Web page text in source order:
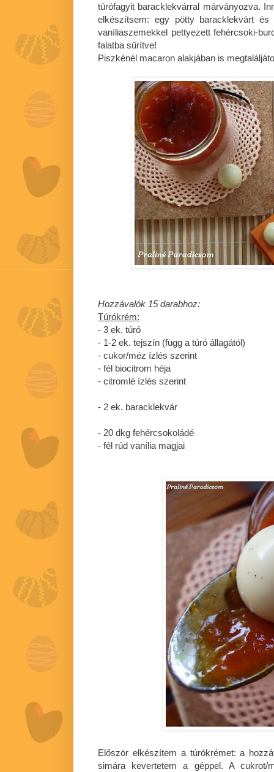
túrófagyit baracklekvárral márványozva.
elkészítsem: egy pötty baracklekvárt
vaníliaszemekkel pettyezett fehércsoki-
falatba sűrítve!
Piszkénél macaron alakjában is
Hozzávalók 15 darabhoz:
Túrókrém:
- 3 ek. túró
- 1-2 ek. tejszín (függ a túró állagától)
- cukor/méz ízlés szerint
- fél biocitrom héja
- citromlé ízlés szerint
- 2 ek. baracklekvár
- 20 dkg fehércsokoládé
- fél rúd vanília magjai
Először elkészítem a túrókrémet: a
simára kevertetem a géppel. A cukrot/